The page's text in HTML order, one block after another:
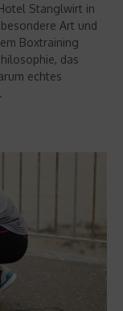
Stanglwirt in
Art und
Boxtraining
das
echtes